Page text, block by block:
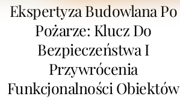
Ekspertyza Budowlana Po
Pożarze: Klucz Do
Bezpieczeństwa I
Przywrócenia
Funkcjonalności Obiektów